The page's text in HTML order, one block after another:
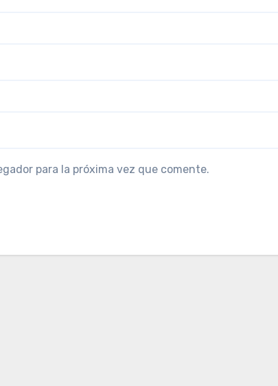
para la próxima vez que comente.